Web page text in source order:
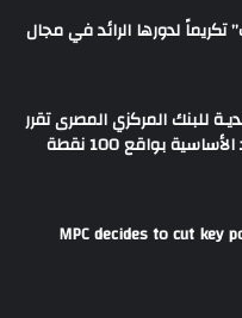
تكريماً لدورها الرائد في مجال
للبنك المركزي المصرى تقرر
خفض أسعار العائد الأساسية بواقع 100 نقطة
MPC decides to cut key